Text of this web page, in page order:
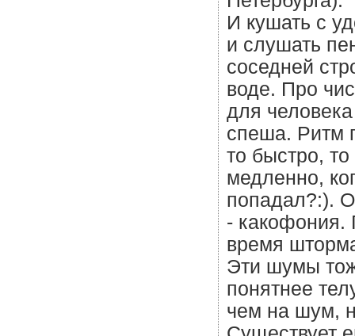
И кушать с
и слушать
соседней
воде. Про
для
спеша. Ритм
то быстро,
медленно,
попадал?:).
- какофония.
время
Эти шумы
понятнее
чем на шум,